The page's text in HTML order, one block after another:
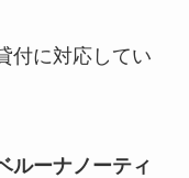
付に対応してい
ルーナノーティ